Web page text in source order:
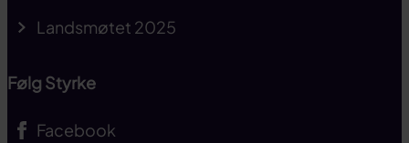
Landsmøtet 2025
Følg Styrke
Facebook